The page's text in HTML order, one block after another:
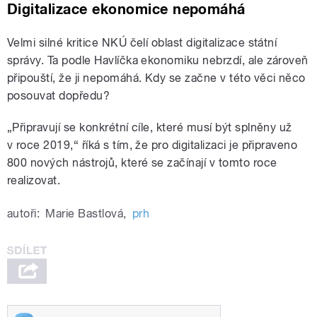
Digitalizace ekonomice nepomáhá
Velmi silné kritice NKÚ čelí oblast digitalizace státní
správy. Ta podle Havlíčka ekonomiku nebrzdí, ale zároveň
připouští, že ji nepomáhá. Kdy se začne v této věci něco
posouvat dopředu?
„Připravují se konkrétní cíle, které musí být splněny už
v roce 2019,“ říká s tím, že pro digitalizaci je připraveno
800 nových nástrojů, které se začínají v tomto roce
realizovat.
autoři: Marie Bastlová, prh